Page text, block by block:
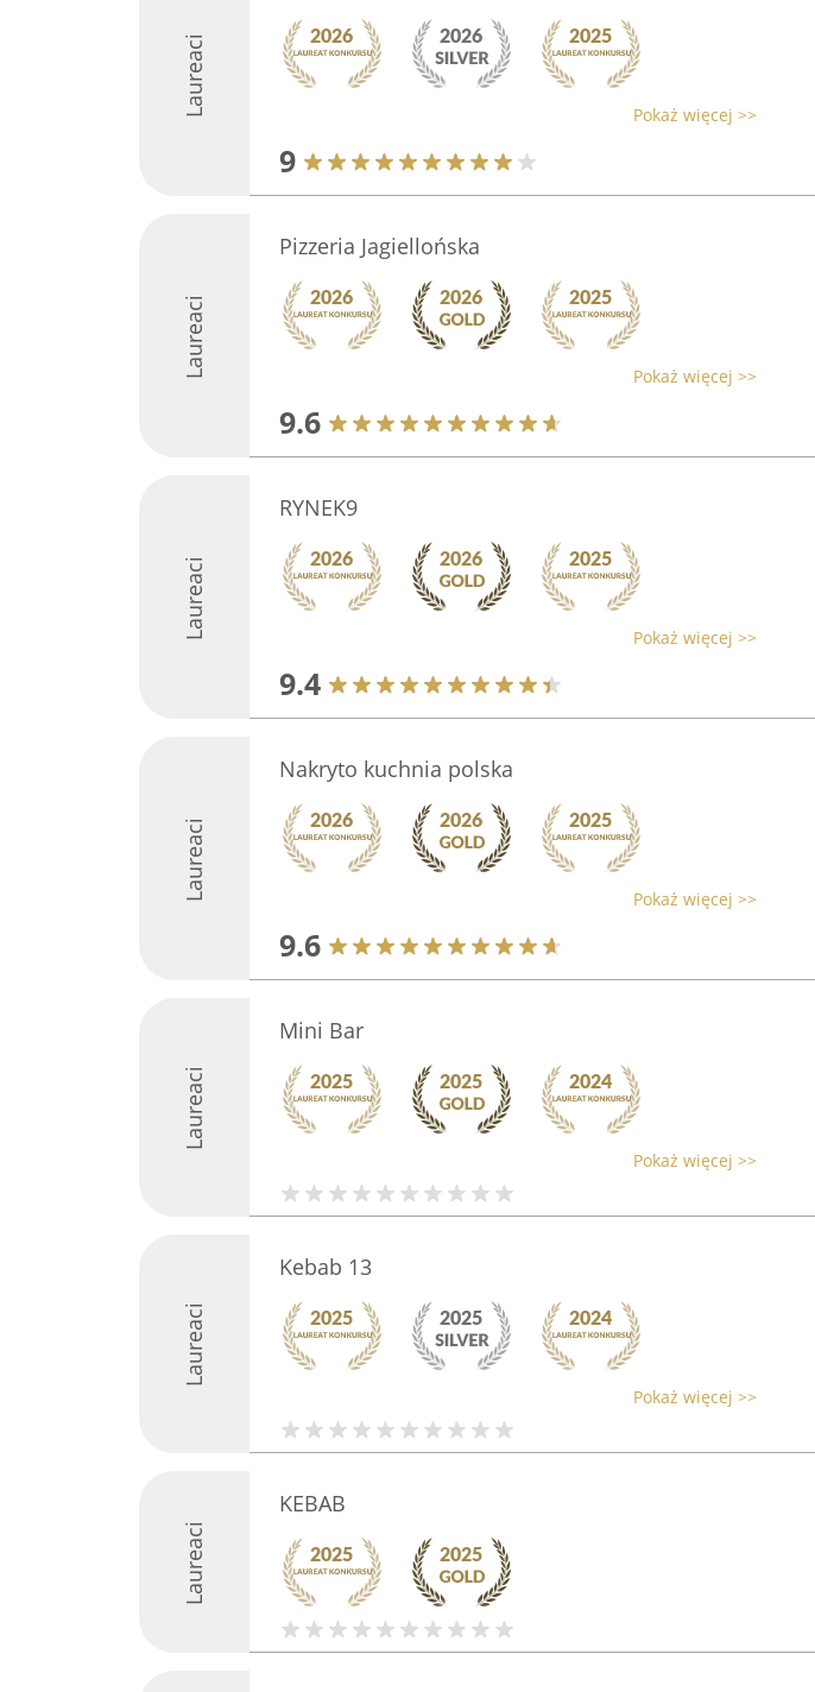
Laureaci Pokaż więcej >>
9
Laureaci
Pizzeria Jagiellońska
Pokaż więcej >>
9.6
Laureaci
RYNEK9
Pokaż więcej >>
9.4
Laureaci
Nakryto kuchnia polska
Pokaż więcej >>
9.6
Laureaci
Mini Bar
Pokaż więcej >>
Laureaci
Kebab 13
Pokaż więcej >>
Laureaci
KEBAB